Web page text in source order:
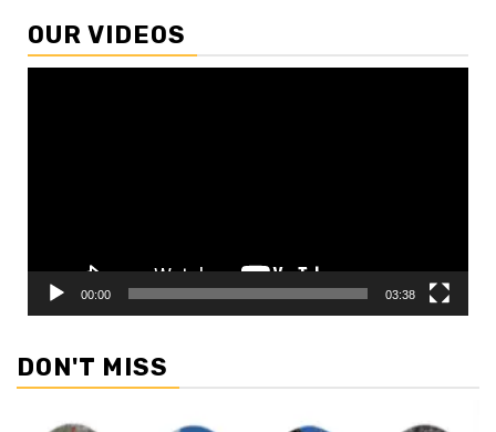
OUR VIDEOS
00:00 03:38
DON'T MISS